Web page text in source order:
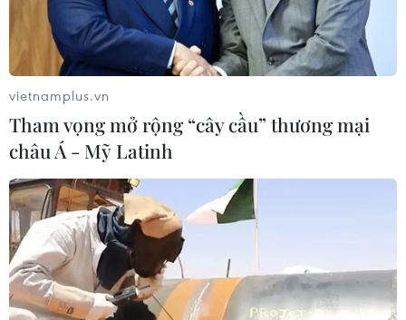
vietnamplus.vn
Tham vọng mở rộng “cây cầu” thương mại
châu Á - Mỹ Latinh